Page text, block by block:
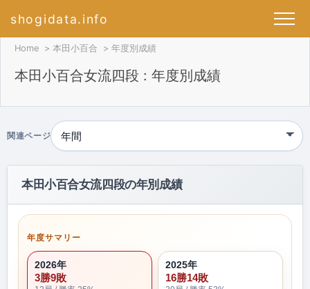
shogidata.info
Home 本田小百合 年度別成績
本田小百合女流四段 : 年度別成績
関連ページ
本田小百合女流四段の年別成績
年度サマリー
2026年
3勝9敗
2025年
16勝14敗